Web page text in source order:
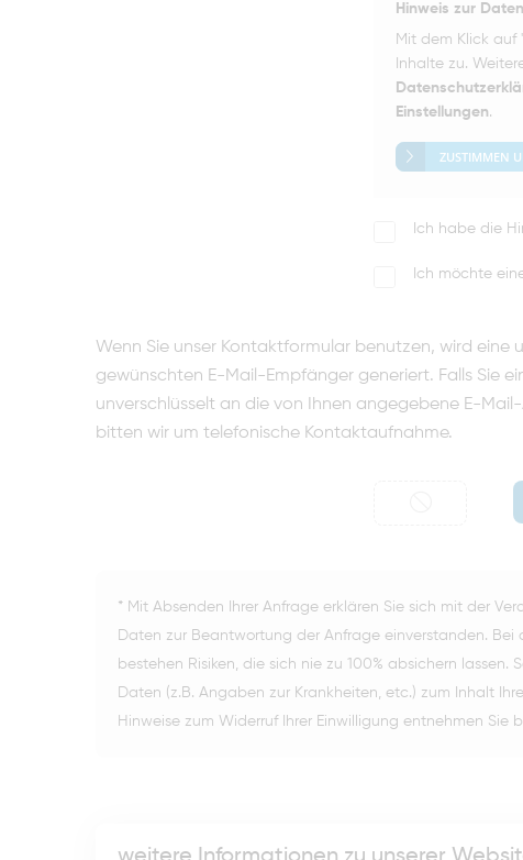
Hinweis zur
Mit dem Klick auf
Inhalte zu.
Einstellungen.
ZUSTIMMEN
Ich habe die
Ich möchte
Wenn Sie unser Kontaktformular benutzen, wird eine
gewünschten E-Mail-Empfänger generiert. Falls Sie
unverschlüsselt an die von Ihnen angegebene E-
bitten wir um telefonische Kontaktaufnahme.
* Mit Absenden Ihrer Anfrage erklären Sie sich mit der
Daten zur Beantwortung der Anfrage einverstanden.
bestehen Risiken, die sich nie zu 100% absichern
Daten (z.B. Angaben zur Krankheiten, etc.) zum Inhalt
Hinweise zum Widerruf Ihrer Einwilligung entnehmen Sie